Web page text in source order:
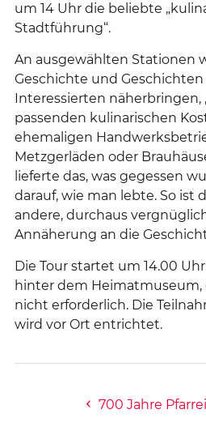
um 14 Uhr die beliebte
Stadtführung“.
An ausgewählten Stationen
Geschichte und
Interessierten näherbringen,
passenden kulinarischen
ehemaligen
Metzgerläden oder
lieferte das, was gegessen
darauf, wie man lebte. So ist
andere, durchaus
Annäherung an die
Die Tour startet um 14.00
hinter dem
nicht erforderlich. Die
wird vor Ort entrichtet.
700 Jahre